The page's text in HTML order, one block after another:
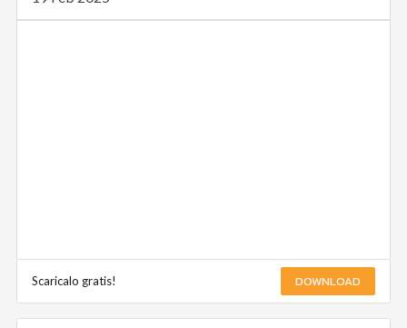
Scaricalo gratis! DOWNLOAD